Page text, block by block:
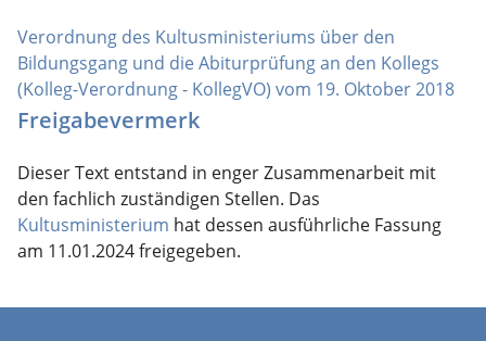
Verordnung des Kultusministeriums über den
Bildungsgang und die Abiturprüfung an den Kollegs
(Kolleg-Verordnung - KollegVO) vom 19. Oktober 2018
Freigabevermerk
Dieser Text entstand in enger Zusammenarbeit mit
den fachlich zuständigen Stellen. Das
Kultusministerium hat dessen ausführliche Fassung
am 11.01.2024 freigegeben.